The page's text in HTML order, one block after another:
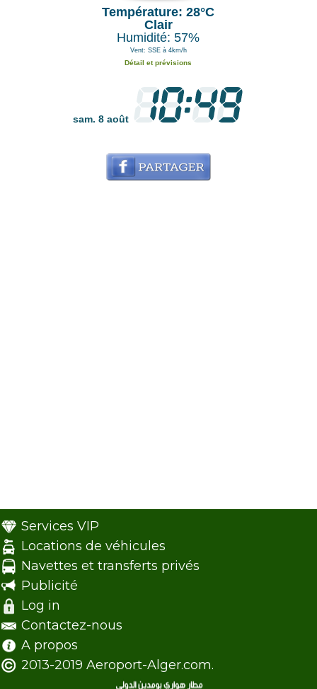
Température: 28°C
Clair
Humidité: 57%
Vent: SSE à 4km/h
Détail et prévisions
sam. 8 août
Services VIP
Locations de véhicules
Navettes et transferts privés
Publicité
Log in
Contactez-nous
A propos
2013-2019 Aeroport-Alger.com.